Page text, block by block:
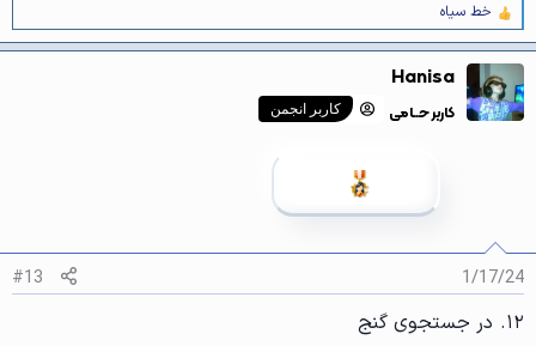
و
ا
ک
ش‌
ه
د
ه
ا
خط سیاه
Hanisa
کاربر حــامی کاربر انجمن
1/17/24
#13
۱۲. در جستجوی گنج